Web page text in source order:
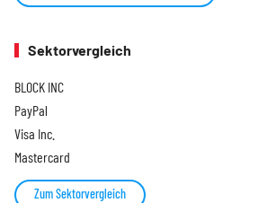
Sektorvergleich
BLOCK INC
PayPal
Visa Inc.
Mastercard
Zum Sektorvergleich